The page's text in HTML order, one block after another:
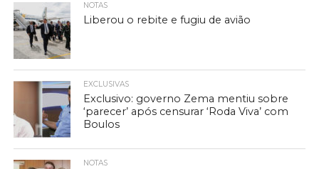
NOTAS
Liberou o rebite e fugiu de avião
EXCLUSIVAS
Exclusivo: governo Zema mentiu sobre
‘parecer’ após censurar ‘Roda Viva’ com
Boulos
NOTAS